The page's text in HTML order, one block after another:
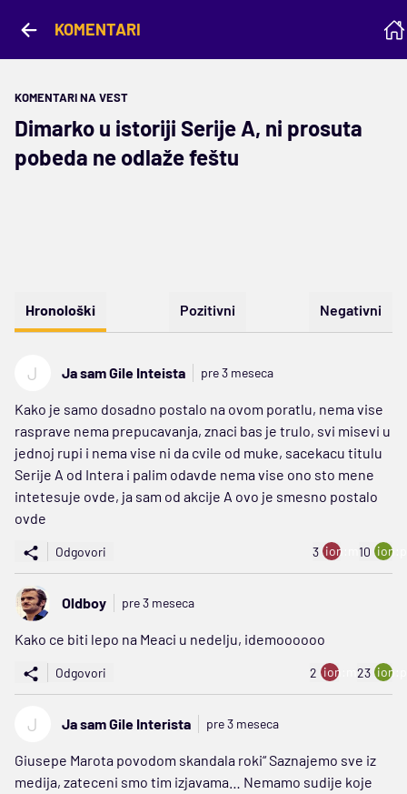
KOMENTARI
KOMENTARI NA VEST
Dimarko u istoriji Serije A, ni prosuta
pobeda ne odlaže feštu
Hronološki Pozitivni Negativni
J Ja sam Gile Inteista pre 3 meseca
Kako je samo dosadno postalo na ovom poratlu, nema vise
rasprave nema prepucavanja, znaci bas je trulo, svi misevi u
jednoj rupi i nema vise ni da cvile od muke, sacekacu titulu
Serije A od Intera i palim odavde nema vise ono sto mene
intetesuje ovde, ja sam od akcije A ovo je smesno postalo
ovde
Odgovori 3 ion:minus
10
Oldboy pre 3 meseca
Kako ce biti lepo na Meaci u nedelju, idemoooooo
Odgovori 2 ion:minus
23
J Ja sam Gile Interista pre 3 meseca
Giusepe Marota povodom skandala roki“ Saznajemo sve iz
medija, zateceni smo tim izjavama… Nemamo sudije koje